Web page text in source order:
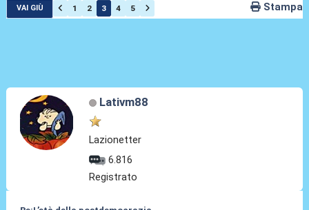
VAI GIÙ 1 2 3 4 5 Stampa
Lativm88
Lazionetter
6.816
Registrato